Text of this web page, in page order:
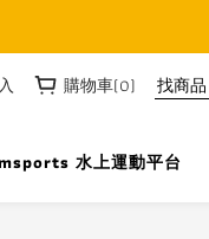
購物車(0)
水上運動平台